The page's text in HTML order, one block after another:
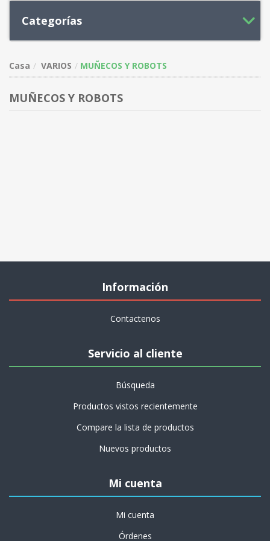
Categorías
Casa VARIOS MUÑECOS Y ROBOTS
MUÑECOS Y ROBOTS
Información
Contactenos
Servicio al cliente
Búsqueda
Productos vistos recientemente
Compare la lista de productos
Nuevos productos
Mi cuenta
Mi cuenta
Órdenes